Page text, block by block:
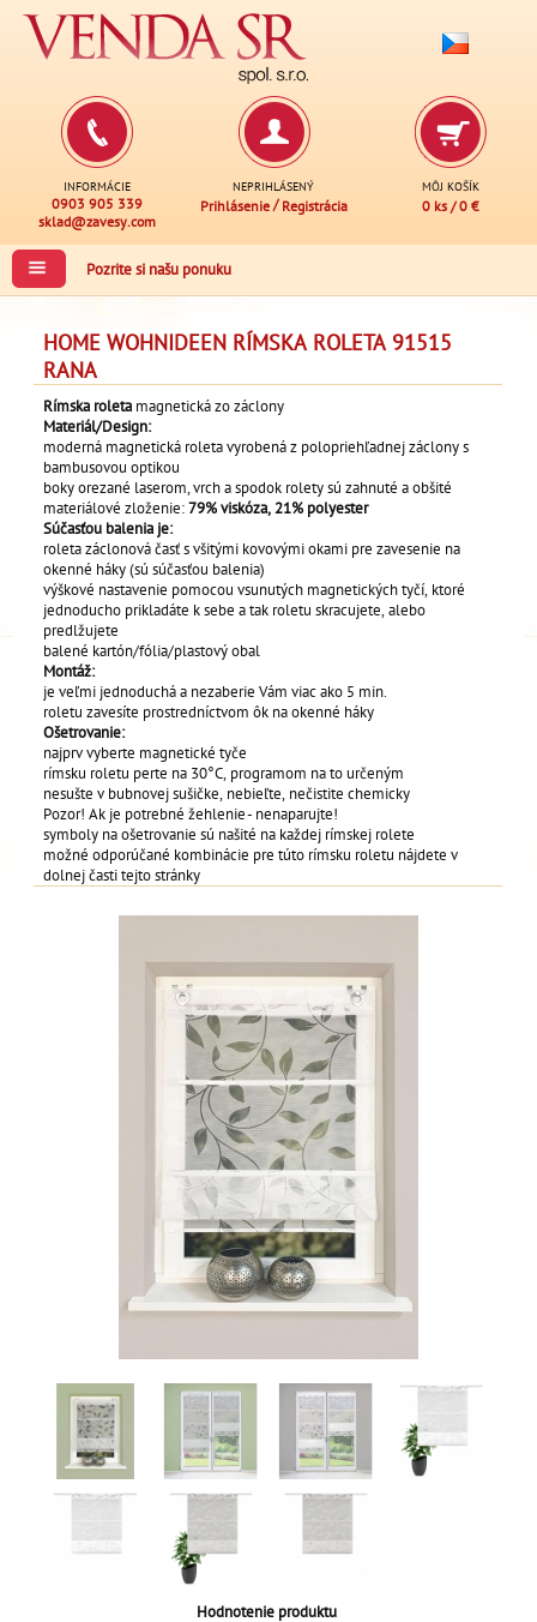
INFORMÁCIE
0903 905 339
sklad@zavesy.com
NEPRIHLÁSENÝ
Prihlásenie/ Registrácia
MÔJ KOŠÍK
0 ks /0 €
Pozrite si našu ponuku
Hodnotenie produktu
HOME WOHNIDEEN RÍMSKA ROLETA 91515
RANA
Rímska roleta magnetická zo záclony
Materiál/Design:
moderná magnetická roleta vyrobená z polopriehľadnej záclony s
bambusovou optikou
boky orezané laserom, vrch a spodok rolety sú zahnuté a obšité
materiálové zloženie:79% viskóza, 21% polyester
Súčasťou balenia je:
roleta záclonová časť s všitými kovovými okami pre zavesenie na
okenné háky (sú súčasťou balenia)
výškové nastavenie pomocou vsunutých magnetických tyčí, ktoré
jednoducho prikladáte k sebe a tak roletu skracujete, alebo
predlžujete
balené kartón/fólia/plastový obal
Montáž:
je veľmi jednoduchá a nezaberie Vám viac ako 5 min.
roletu zavesíte prostredníctvom ôk na okenné háky
Ošetrovanie:
najprv vyberte magnetické tyče
rímsku roletu perte na 30°C, programom na to určeným
nesušte v bubnovej sušičke, nebieľte, nečistite chemicky
Pozor! Ak je potrebné žehlenie - nenaparujte!
symboly na ošetrovanie sú našité na každej rímskej rolete
možné odporúčané kombinácie pre túto rímsku roletu nájdete v
dolnej časti tejto stránky